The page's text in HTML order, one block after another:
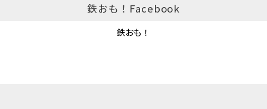
鉄おも！Facebook
鉄おも！